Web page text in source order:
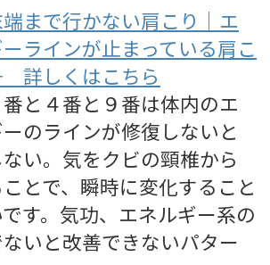
まで行かない肩こり｜エ
ラインが止まっている肩こ
しくはこちら
と４番と９番は体内のエ
のラインが修復しないと
い。気をクビの頸椎から
とで、瞬時に変化すること
す。気功、エネルギー系の
いと改善できないパター